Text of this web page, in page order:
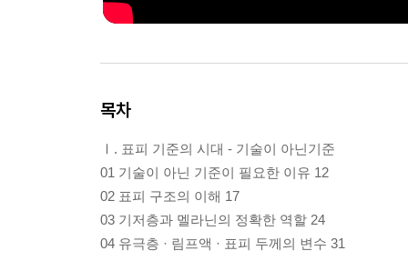
목차
Ⅰ. 표피 기준의 시대 - 기술이 아닌기준
01 기술이 아닌 기준이 필요한 이유 12
02 표피 구조의 이해 17
03 기저층과 멜라닌의 정확한 역할 24
04 유극층 · 림프액 · 표피 두께의 변수 31